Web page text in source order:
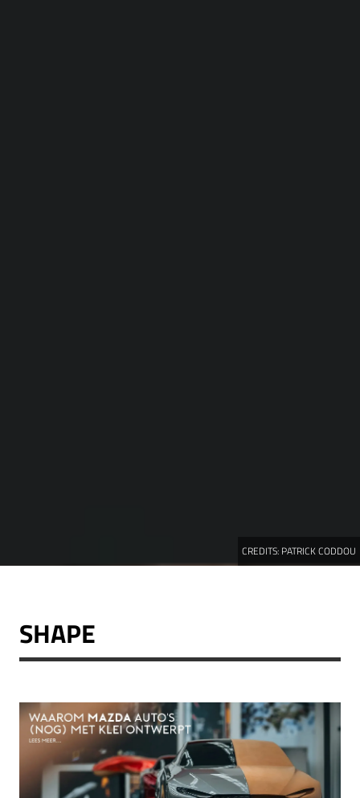
CREDITS: PATRICK CODDOU
SHAPE